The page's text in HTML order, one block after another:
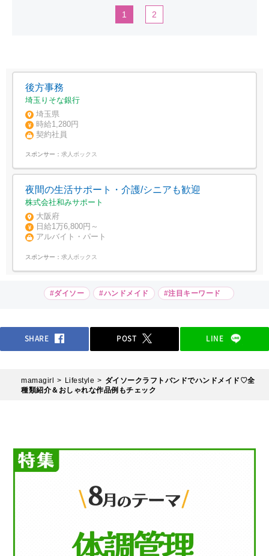
1 2
後方事務
埼玉りそな銀行
埼玉県
時給1,280円
契約社員
スポンサー： 求人ボックス
夜間の生活サポート・介護/シニアも歓迎
株式会社和みサポート
大阪府
日給1万6,800円～
アルバイト・パート
スポンサー： 求人ボックス
#ダイソー #ハンドメイド #注目キーワード
SHARE POST LINE
mamagirl Lifestyle
ダイソークラフトバンドでハンドメイド♡全
種類紹介＆おしゃれな作品例もチェック